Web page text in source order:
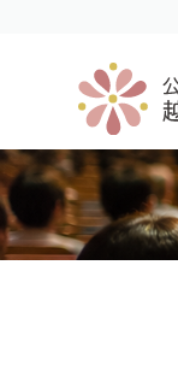
ス
キ
ッ
プ
ン
に
移
動